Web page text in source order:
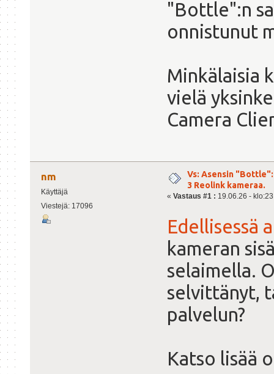
"Bottle":n
onnistunut
Minkälaisia
vielä
Camera
nm
Käyttäjä
Viestejä: 17096
Vs: Asensin
3 Reolink kameraa.
« Vastaus #1 : 19.06.26 -
Edellisessä
kameran
selaimella.
selvittänyt,
palvelun?
Katso lisää